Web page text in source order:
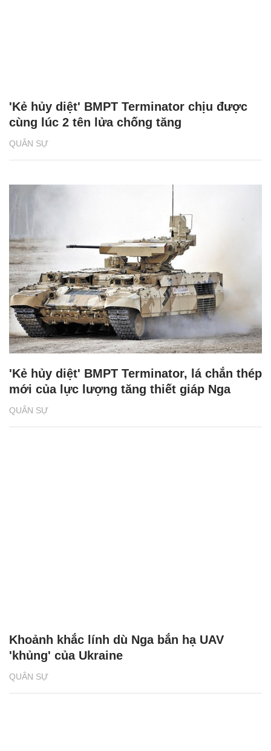
QUÂN SỰ
'Kẻ hủy diệt' BMPT Terminator chịu được
cùng lúc 2 tên lửa chống tăng
QUÂN SỰ
'Kẻ hủy diệt' BMPT Terminator, lá chắn thép
mới của lực lượng tăng thiết giáp Nga
QUÂN SỰ
Khoảnh khắc lính dù Nga bắn hạ UAV
'khủng' của Ukraine